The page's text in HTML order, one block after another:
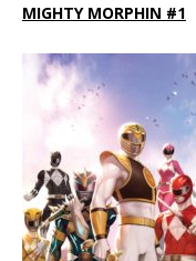
MIGHTY MORPHIN #1